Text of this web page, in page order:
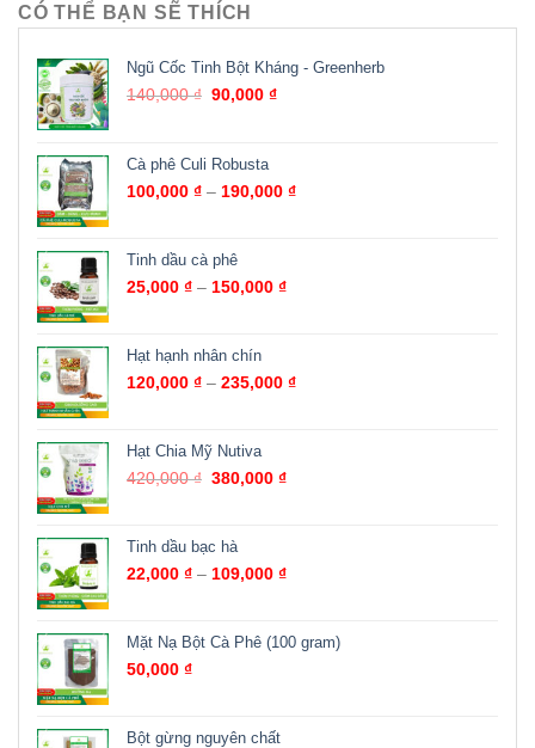
CÓ THỂ BẠN SẼ THÍCH
Ngũ Cốc Tinh Bột Kháng - Greenherb
140,000₫ 90,000₫
Cà phê Culi Robusta
100,000 ₫ – 190,000 ₫
Tinh dầu cà phê
25,000 ₫ – 150,000 ₫
Hạt hạnh nhân chín
120,000 ₫ – 235,000 ₫
Hạt Chia Mỹ Nutiva
420,000₫ 380,000₫
Tinh dầu bạc hà
22,000 ₫ – 109,000 ₫
Mặt Nạ Bột Cà Phê (100 gram)
50,000 ₫
Bột gừng nguyên chất